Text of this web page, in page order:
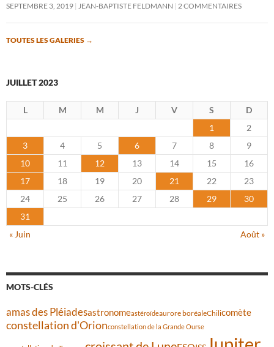
SEPTEMBRE 3, 2019
JEAN-BAPTISTE FELDMANN 2 COMMENTAIRES
TOUTES LES GALERIES →
JUILLET 2023
L M M J V S
D
1
2
3
4 5 6 7 8
9
10
11 12 13 14 15
16
17
18 19 20 21 22
23
24
25 26 27 28 29
30
31
« Juin
Août »
MOTS-CLÉS
amas des Pléiadesastronomeastéroïdeaurore boréaleChilicomète
constellation d'Orionconstellation de la Grande Ourse